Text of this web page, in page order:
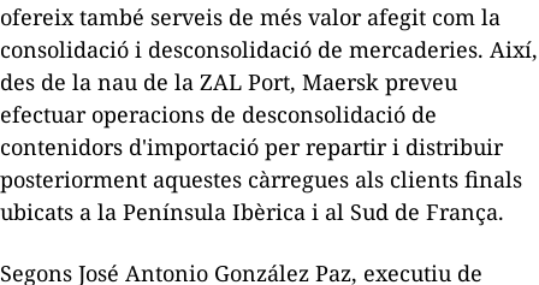
ofereix també serveis de més valor afegit com la
consolidació i desconsolidació de mercaderies. Així,
des de la nau de la ZAL Port, Maersk preveu
efectuar operacions de desconsolidació de
contenidors d'importació per repartir i distribuir
posteriorment aquestes càrregues als clients finals
ubicats a la Península Ibèrica i al Sud de França.
Segons José Antonio González Paz, executiu de